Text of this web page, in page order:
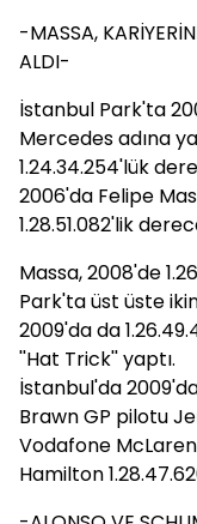
-MASSA,
ALDI-
İstanbul Park'ta
Mercedes adına
1.24.34.254'lük
2006'da Felipe
1.28.51.082'lik
Massa, 2008'de
Park'ta üst üste
2009'da da
''Hat Trick'' yaptı.
İstanbul'da
Brawn GP pilotu
Vodafone
Hamilton